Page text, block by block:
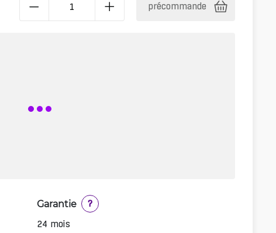
précommande
Garantie
?
24 mois